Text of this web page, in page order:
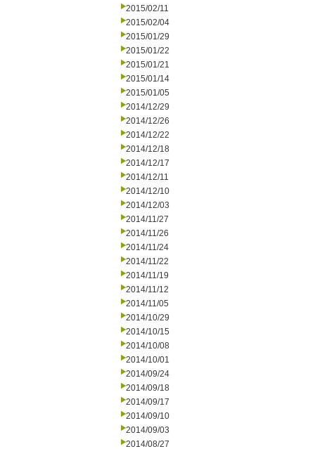
2015/02/11
2015/02/04
2015/01/29
2015/01/22
2015/01/21
2015/01/14
2015/01/05
2014/12/29
2014/12/26
2014/12/22
2014/12/18
2014/12/17
2014/12/11
2014/12/10
2014/12/03
2014/11/27
2014/11/26
2014/11/24
2014/11/22
2014/11/19
2014/11/12
2014/11/05
2014/10/29
2014/10/15
2014/10/08
2014/10/01
2014/09/24
2014/09/18
2014/09/17
2014/09/10
2014/09/03
2014/08/27